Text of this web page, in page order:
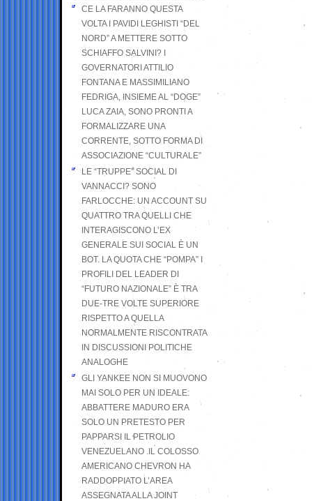
CE LA FARANNO QUESTA
VOLTA I PAVIDI LEGHISTI “DEL
NORD” A METTERE SOTTO
SCHIAFFO SALVINI? I
GOVERNATORI ATTILIO
FONTANA E MASSIMILIANO
FEDRIGA, INSIEME AL “DOGE”
LUCA ZAIA, SONO PRONTI A
FORMALIZZARE UNA
CORRENTE, SOTTO FORMA DI
ASSOCIAZIONE “CULTURALE”
LE “TRUPPE” SOCIAL DI
VANNACCI? SONO
FARLOCCHE: UN ACCOUNT SU
QUATTRO TRA QUELLI CHE
INTERAGISCONO L’EX
GENERALE SUI SOCIAL È UN
BOT. LA QUOTA CHE “POMPA” I
PROFILI DEL LEADER DI
“FUTURO NAZIONALE” È TRA
DUE-TRE VOLTE SUPERIORE
RISPETTO A QUELLA
NORMALMENTE RISCONTRATA
IN DISCUSSIONI POLITICHE
ANALOGHE
GLI YANKEE NON SI MUOVONO
MAI SOLO PER UN IDEALE:
ABBATTERE MADURO ERA
SOLO UN PRETESTO PER
PAPPARSI IL PETROLIO
VENEZUELANO .IL COLOSSO
AMERICANO CHEVRON HA
RADDOPPIATO L’AREA
ASSEGNATA ALLA JOINT